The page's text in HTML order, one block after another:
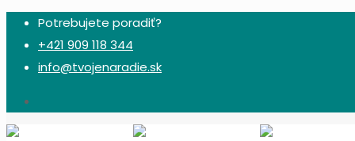
Potrebujete poradiť?
+421 909 118 344
info@tvojenaradie.sk